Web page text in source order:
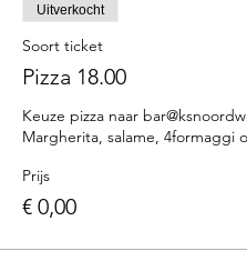
Uitverkocht
Soort ticket
Pizza 18.00
Keuze pizza naar
Margherita, salame, 4formaggi
Prijs
€ 0,00